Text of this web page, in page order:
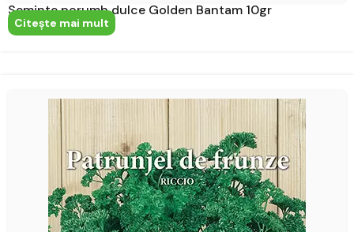
Seminte porumb dulce Golden Bantam 10gr
Citeşte mai mult